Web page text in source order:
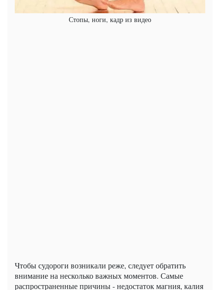
Стопы, ноги, кадр из видео
Чтобы судороги возникали реже, следует обратить
внимание на несколько важных моментов. Самые
распространенные причины - недостаток магния, калия